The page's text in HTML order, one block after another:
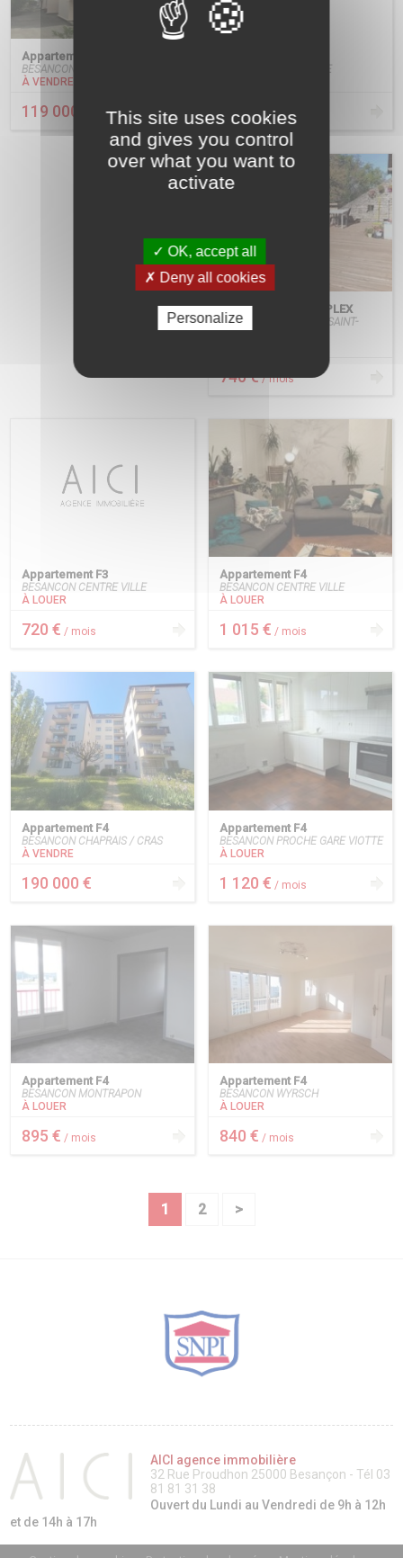
Appartement F2
BESANCON Palente - lycée Pergaud
À VENDRE
119 000 €
BESANCON MOUILLERE
530 €/ mois
Appartement F2 DUPLEX
BESANCON QUARTIER SAINT-
740 €/ mois
Appartement F3
BESANCON CENTRE VILLE
À LOUER
720 € / mois
Appartement F4
BESANCON CENTRE VILLE
À LOUER
1 015 € / mois
Appartement F4
BESANCON CHAPRAIS / CRAS
À VENDRE
190 000 €
Appartement F4
BESANCON PROCHE GARE VIOTTE
À LOUER
1 120 € / mois
Appartement F4
BESANCON MONTRAPON
À LOUER
895 € / mois
Appartement F4
BESANCON WYRSCH
À LOUER
840 € / mois
1 2 >
AICI agence immobilière
32 Rue Proudhon 25000 Besançon - Tél 03
81 81 31 38
Ouvert du Lundi au Vendredi de 9h à 12h
et de 14h à 17h
This site uses cookies
and gives you control
over what you want to
activate
✓ OK, accept all
✗ Deny all cookies
Personalize